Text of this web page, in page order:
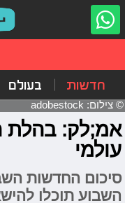
חדשות בעולם
© צילום: adobestock
אמ;לק: בהלת
עולמי
סיכום החדשות
השבוע תוכלו